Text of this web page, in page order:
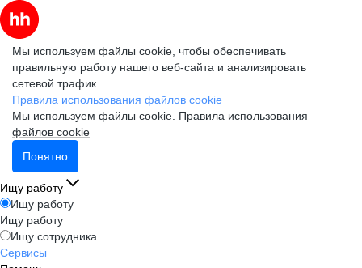
Мы используем файлы cookie, чтобы обеспечивать
правильную работу нашего веб-сайта и анализировать
сетевой трафик.
Правила использования файлов cookie
Мы используем файлы cookie. Правила использования
файлов cookie
Понятно
Ищу работу
Ищу работу
Ищу работу
Ищу сотрудника
Сервисы